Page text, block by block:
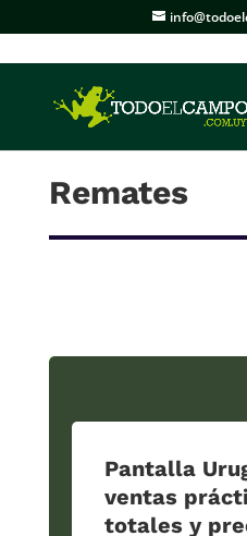
Remates
Pantalla
ventas
totales y